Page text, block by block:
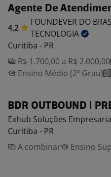
Agente De
4,2
FOUNDEVER DO
TECNOLOGIA
Curitiba - PR
R$ 1.700,00 a R$ 2.000,00
Ensino Médio (2º Grau)
BDR OUTBOUND |
Exhub Soluções
Curitiba - PR
A combinar
Ensino